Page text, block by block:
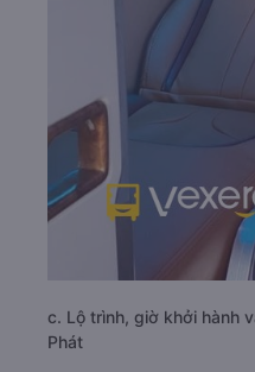
c. Lộ trình, giờ khởi hành
Phát